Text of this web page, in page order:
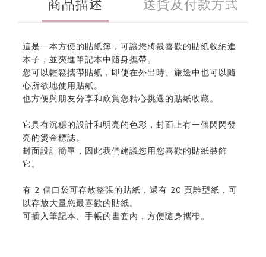
商品描述 送貨及付款方式
這是一本方便的貼紙簿，可讓您將最喜歡的貼紙收納進
本子，並​​夾進筆記本中隨身攜帶。
您可以輕鬆攜帶貼紙，即使在外出時、旅途中也可以隨
心所欲地使用貼紙。
也方便與朋友分享和欣賞您精心挑選的貼紙收藏。
它具有沉穩的設計和明亮的色彩，封面上有一個閃閃發
亮的燙金標誌。
封面設計簡單，因此我們建議您用您喜歡的貼紙裝飾
它。
有 2 個口袋可存放整張的貼紙，還有 20 頁離型紙，可
以存放大量您最喜歡的貼紙。
可插入筆記本、手帳的書套內，方便隨身攜帶。